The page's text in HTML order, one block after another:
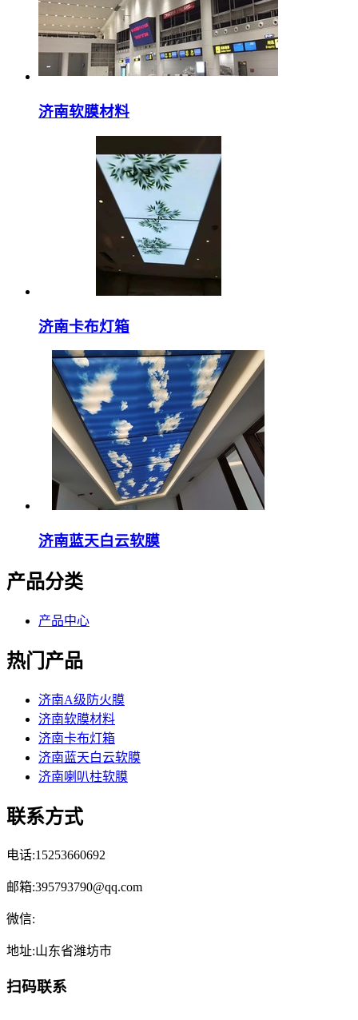
济南软膜材料
济南卡布灯箱
济南蓝天白云软膜
产品分类
产品中心
热门产品
济南A级防火膜
济南软膜材料
济南卡布灯箱
济南蓝天白云软膜
济南喇叭柱软膜
联系方式
电话:15253660692
邮箱:395793790@qq.com
微信:
地址:山东省潍坊市
扫码联系